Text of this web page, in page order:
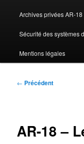
Archives privées AR-18
Sécurité des systèmes
Mentions légales
Navigation
← Précédent
AR-18 –